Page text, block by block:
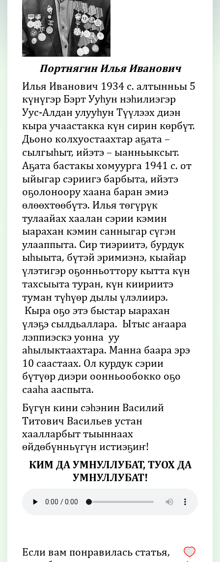
Портнягин Илья Иванович
Илья Иванович 1934 с. алтынньы 5
күнүгэр Бэрт Ууһун нэһилиэгэр
Уус-Алдан улууһун Түүлээх диэн
кыра учаастакка күн сирин көрбүт.
Дьоно колхуостаахтар аҕата –
сылгыһыт, ийэтэ – ыанньыксыт.
Аҕата бастакы хомуурга 1941 с. от
ыйыгар сэриигэ барбыта, ийэтэ
оҕолоноору хаана баран эмиэ
өлөөхтөөбүтэ. Илья төгүрүк
тулаайах хаалан сэрии кэмин
ыарахан кэмин санныгар сүгэн
улааппыта. Сир тиэриитэ, бурдук
ыһыыта, бүтэй эримиэнэ, кыайар
үлэтигэр оҕонньоттору кытта күн
тахсыыта туран, күн киириитэ
туман түһүөр дылы үлэлиирэ.
Кыра оҕо этэ быстар ыарахан
үлэҕэ сылдьаллара. Ытыс аҥаара
лэппиэскэ уонна уу
аһылыктаахтара. Манна баара эрэ
10 саастаах. Ол курдук сэрии
бүтүөр диэри оонньообокко оҕо
сааһа ааспыта.
Бүгүн кини сэһэнин Василий
Титович Васильев устан
хаалларбыт тыыннаах
өйдөбүнньүгүн истиэҕиҥ!
КИМ ДА УМНУЛЛУБАТ, ТУОХ ДА
УМНУЛЛУБАТ!
Если вам понравилась статья,